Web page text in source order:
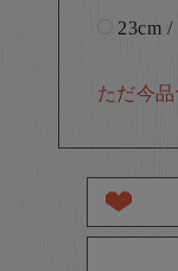
23cm
ただ今